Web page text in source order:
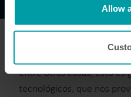
Kamstrup makes use of
cookie is installed by
You can at any time
the Cookie Declarationhere.
Allow
Entre otras cosas, esto es
tecnológicos, que nos